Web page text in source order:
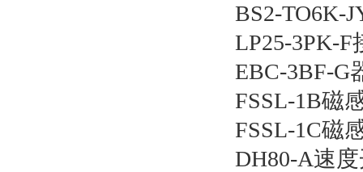
BS2-TO6K-
LP25-3PK-F
EBC-3BF-G
FSSL-1B磁
FSSL-1C磁
DH80-A速